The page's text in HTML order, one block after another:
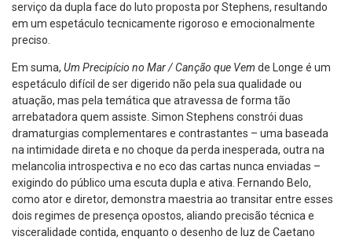
serviço da dupla face do luto proposta por Stephens, resultando
em um espetáculo tecnicamente rigoroso e emocionalmente
preciso.
Em suma, Um Precipício no Mar / Canção que Vem de Longe é um
espetáculo difícil de ser digerido não pela sua qualidade ou
atuação, mas pela temática que atravessa de forma tão
arrebatadora quem assiste. Simon Stephens constrói duas
dramaturgias complementares e contrastantes – uma baseada
na intimidade direta e no choque da perda inesperada, outra na
melancolia introspectiva e no eco das cartas nunca enviadas –
exigindo do público uma escuta dupla e ativa. Fernando Belo,
como ator e diretor, demonstra maestria ao transitar entre esses
dois regimes de presença opostos, aliando precisão técnica e
visceralidade contida, enquanto o desenho de luz de Caetano